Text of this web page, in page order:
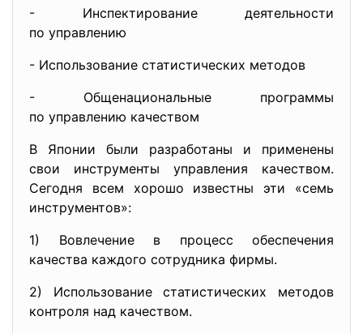
- Инспектирование деятельности
по управлению
- Использование статистических методов
- Общенациональные программы
по управлению качеством
В Японии были разработаны и применены
свои инструменты управления качеством.
Сегодня всем хорошо известны эти «семь
инструментов»:
1) Вовлечение в процесс обеспечения
качества каждого сотрудника фирмы.
2) Использование статистических методов
контроля над качеством.